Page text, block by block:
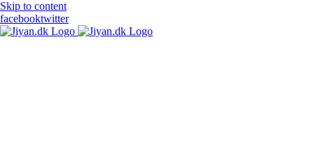
Skip to content
facebooktwitter